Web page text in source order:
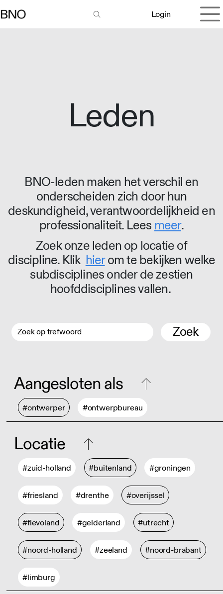
Login
Leden
BNO-leden maken het verschil en
onderscheiden zich door hun
deskundigheid, verantwoordelijkheid en
professionaliteit. Lees meer.
Zoek onze leden op locatie of
discipline. Klik hierom te bekijken welke
subdisciplines onder de zestien
hoofddisciplines vallen.
Zoek
Aangesloten als
#ontwerper #ontwerpbureau
Locatie
#zuid-holland #buitenland #groningen
#friesland #drenthe #overijssel
#flevoland #gelderland #utrecht
#noord-holland #zeeland #noord-brabant
#limburg